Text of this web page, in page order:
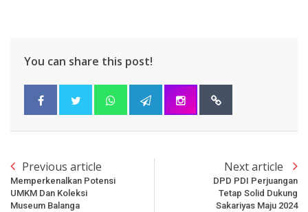
You can share this post!
Previous article
Memperkenalkan Potensi
UMKM Dan Koleksi
Museum Balanga
Next article
DPD PDI Perjuangan
Tetap Solid Dukung
Sakariyas Maju 2024